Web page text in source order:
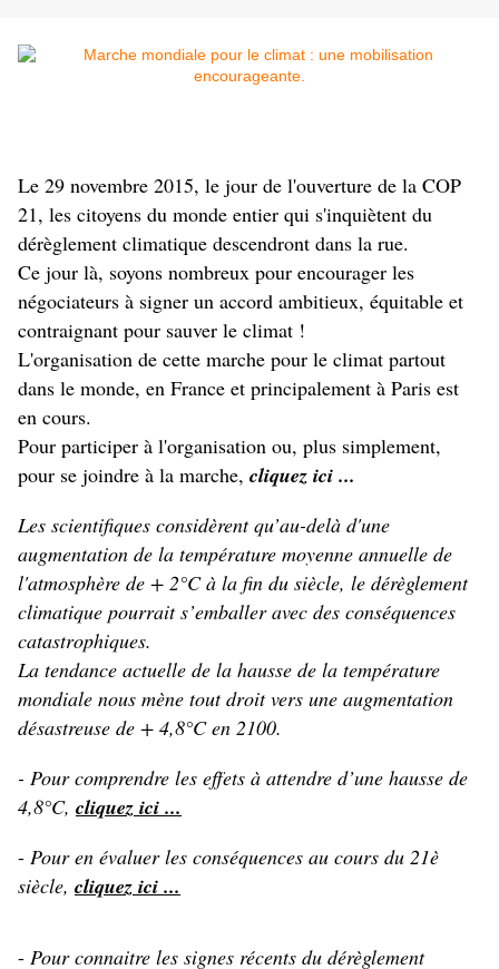
Le 29 novembre 2015, le jour de l'ouverture de la COP
21, les citoyens du monde entier qui s'inquiètent du
dérèglement climatique descendront dans la rue.
Ce jour là, soyons nombreux pour encourager les
négociateurs à signer un accord ambitieux, équitable et
contraignant pour sauver le climat !
L'organisation de cette marche pour le climat partout
dans le monde, en France et principalement à Paris est
en cours.
Pour participer à l'organisation ou, plus simplement,
pour se joindre à la marche, cliquez ici ...
Les scientifiques considèrent qu’au-delà d'une
augmentation de la température moyenne annuelle de
l'atmosphère de + 2°C à la fin du siècle, le dérèglement
climatique pourrait s’emballer avec des conséquences
catastrophiques.
La tendance actuelle de la hausse de la température
mondiale nous mène tout droit vers une augmentation
désastreuse de + 4,8°C en 2100.
- Pour comprendre les effets à attendre d’une hausse de
4,8°C, cliquez ici ...
- Pour en évaluer les conséquences au cours du 21è
siècle, cliquez ici ...
- Pour connaitre les signes récents du dérèglement